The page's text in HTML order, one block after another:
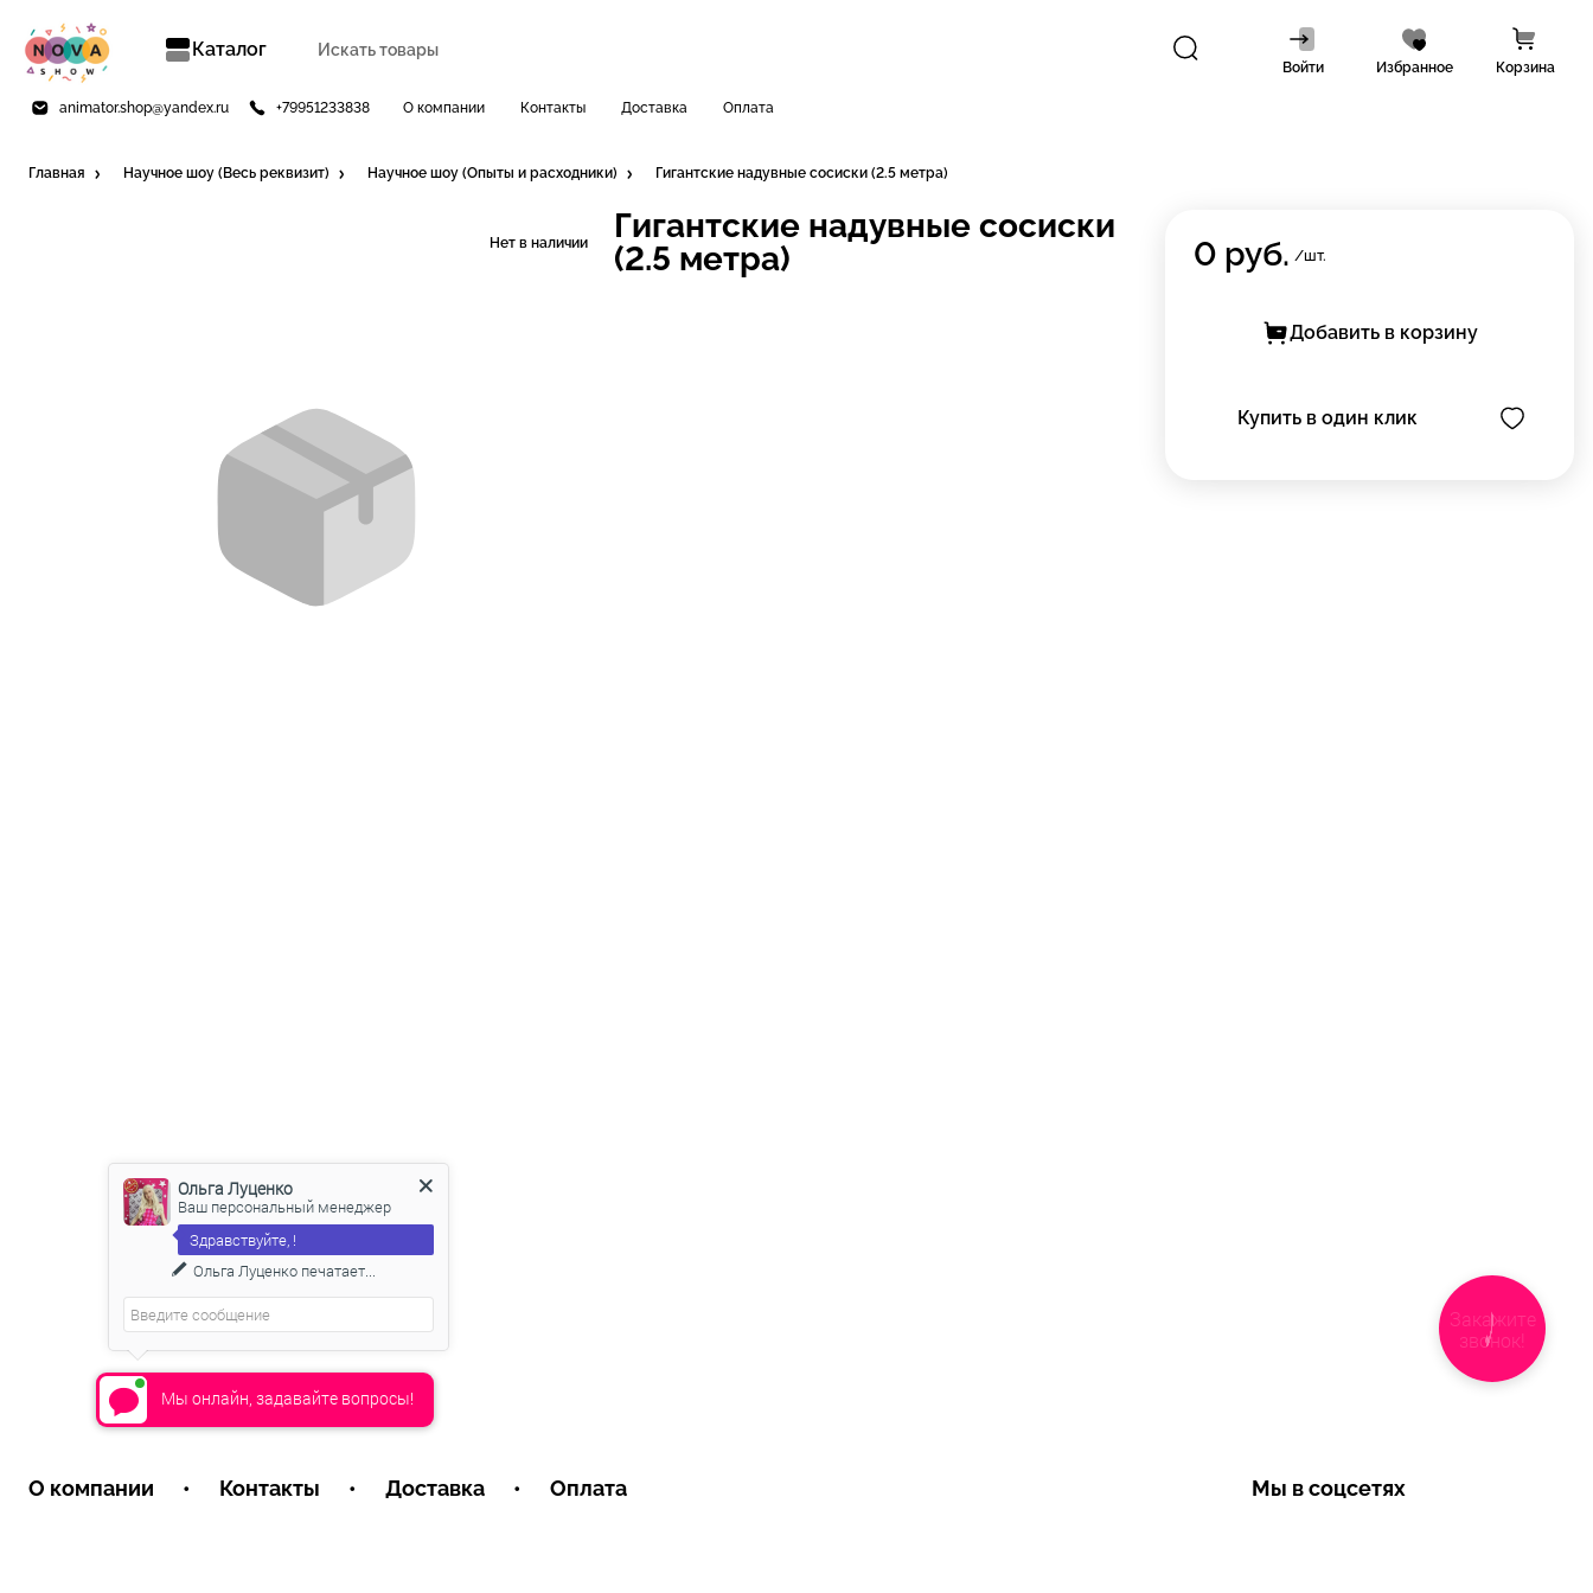
Каталог
Войти Избранное Корзина
animator.shop@yandex.ru +79951233838 О компании Контакты Доставка Оплата
Главная Научное шоу (Весь реквизит) Научное шоу (Опыты и расходники) Гигантские надувные сосиски (2.5 метра)
Нет в наличии
Гигантские надувные сосиски
(2.5 метра)
0 руб. /шт.
Добавить в корзину
Купить в один клик
О компании • Контакты • Доставка • Оплата Мы в соцсетях
Закажите
звонок!
Мы онлайн, задавайте вопросы!
Ольга Луценко
Ваш персональный менеджер
Здравствуйте, !
Ольга Луценкопечатает...